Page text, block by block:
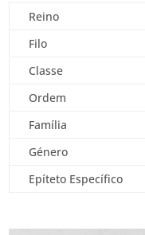
Reino
Filo
Classe
Ordem
Família
Género
Epíteto Específico